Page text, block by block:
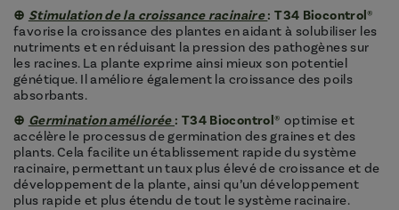
⊕ Stimulation de la croissance racinaire: T34 Biocontrol®
favorise la croissance des plantes en aidant à solubiliser les
nutriments et en réduisant la pression des pathogènes sur
les racines. La plante exprime ainsi mieux son potentiel
génétique. Il améliore également la croissance des poils
absorbants.
⊕ Germination améliorée : T34 Biocontrol® optimise et
accélère le processus de germination des graines et des
plants. Cela facilite un établissement rapide du système
racinaire, permettant un taux plus élevé de croissance et de
développement de la plante, ainsi qu’un développement
plus rapide et plus étendu de tout le système racinaire.